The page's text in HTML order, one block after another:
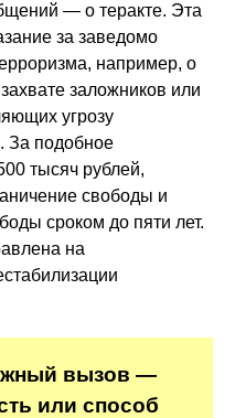
— о теракте. Эта
за заведомо
например, о
заложников или
угрозу
За подобное
тысяч рублей,
свободы и
сроком до пяти лет.
на
вызов —
или способ